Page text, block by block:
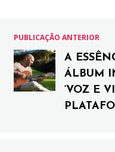
PUBLICAÇÃO ANTERIOR
A
ÁLBUM
‘VOZ E